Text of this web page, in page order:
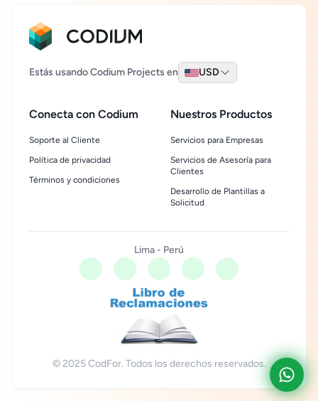
Estás usando Codium Projects en USD
Conecta con Codium
Soporte al Cliente
Política de privacidad
Términos y condiciones
Nuestros Productos
Servicios para Empresas
Servicios de Asesoría para
Clientes
Desarrollo de Plantillas a
Solicitud
Lima - Perú
© 2025 CodFor. Todos los derechos reservados.